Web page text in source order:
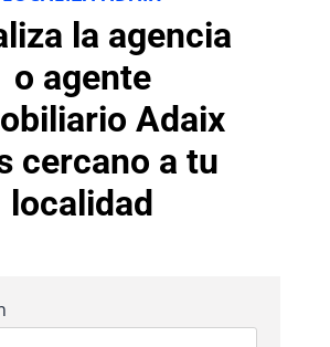
la agencia
o agente
Adaix
cercano a tu
localidad